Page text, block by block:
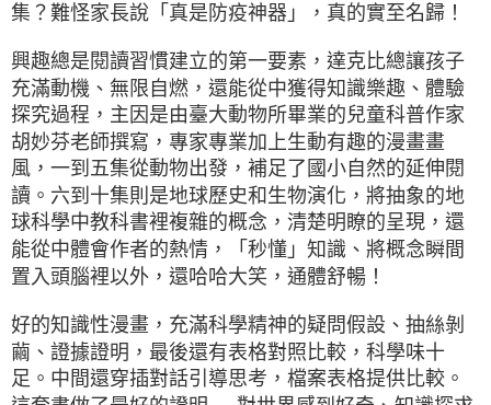
集？難怪家長說「真是防疫神器」，真的實至名歸！
興趣總是閱讀習慣建立的第一要素，達克比總讓孩子
充滿動機、無限自燃，還能從中獲得知識樂趣、體驗
探究過程，主因是由臺大動物所畢業的兒童科普作家
胡妙芬老師撰寫，專家專業加上生動有趣的漫畫畫
風，一到五集從動物出發，補足了國小自然的延伸閱
讀。六到十集則是地球歷史和生物演化，將抽象的地
球科學中教科書裡複雜的概念，清楚明瞭的呈現，還
能從中體會作者的熱情，「秒懂」知識、將概念瞬間
置入頭腦裡以外，還哈哈大笑，通體舒暢！
好的知識性漫畫，充滿科學精神的疑問假設、抽絲剝
繭、證據證明，最後還有表格對照比較，科學味十
足。中間還穿插對話引導思考，檔案表格提供比較。